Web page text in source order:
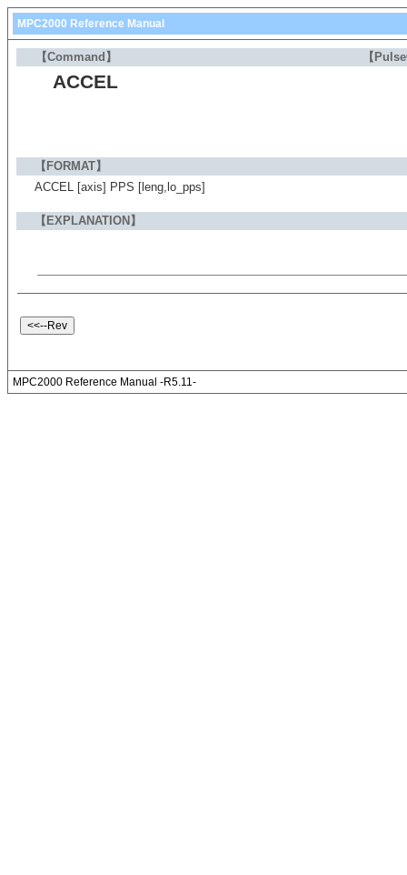
MPC2000 Reference Manual
【Command】 【
ACCEL
【FORMAT】
ACCEL [axis] PPS [leng,lo_pps]
【EXPLANATION】
MPC2000 Reference Manual -R5.11-